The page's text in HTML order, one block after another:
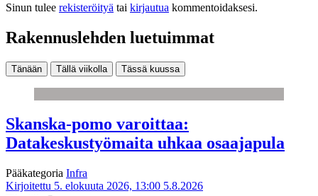
Sinun tulee rekisteröityä tai kirjautua kommentoidaksesi.
Rakennuslehden luetuimmat
Tänään Tällä viikolla Tässä kuussa
Skanska-pomo varoittaa:
Datakeskustyömaita uhkaa osaajapula
Pääkategoria Infra
Kirjoitettu 5. elokuuta 2026, 13:00 5.8.2026